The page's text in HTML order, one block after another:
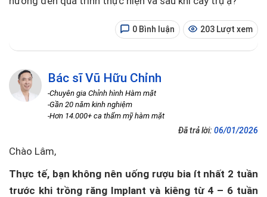
0 Bình luận 203 Lượt xem
Bác sĩ Vũ Hữu Chỉnh
-Chuyên gia Chỉnh hình Hàm mặt
-Gần 20 năm kinh nghiệm
-Hơn 14.000+ ca thẩm mỹ hàm mặt
Đã trả lời: 06/01/2026
Chào Lâm,
Thực tế, bạn không nên uống rượu bia ít nhất 2 tuần
trước khi trồng răng Implant và kiêng từ 4 – 6 tuần